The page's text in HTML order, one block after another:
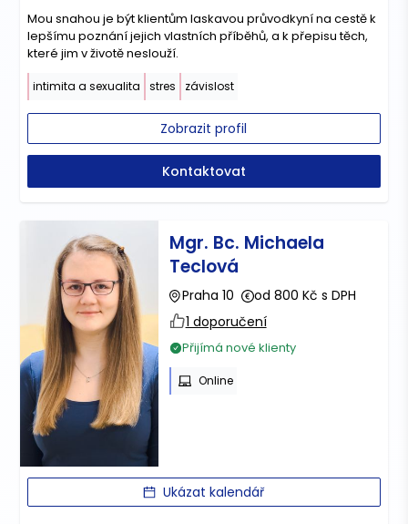
Mou snahou je být klientům laskavou průvodkyní na cestě k
lepšímu poznání jejich vlastních příběhů, a k přepisu těch,
které jim v životě neslouží.
intimita a sexualita stres závislost
Zobrazit profil
Kontaktovat
Mgr. Bc. Michaela
Teclová
Praha 10
od 800 Kč s DPH
1 doporučení
Přijímá nové klienty
Online
Ukázat kalendář